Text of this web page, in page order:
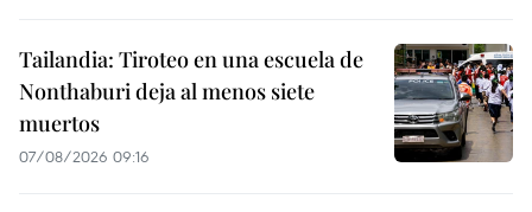
Tailandia: Tiroteo en una escuela de
Nonthaburi deja al menos siete
muertos
07/08/2026 09:16